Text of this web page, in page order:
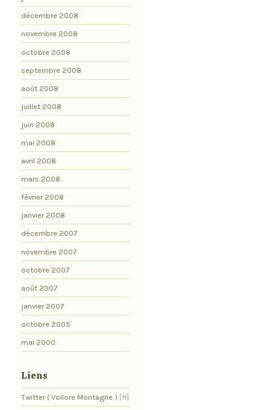
décembre 2008
novembre 2008
octobre 2008
septembre 2008
août 2008
juillet 2008
juin 2008
mai 2008
avril 2008
mars 2008
février 2008
janvier 2008
décembre 2007
novembre 2007
octobre 2007
août 2007
janvier 2007
octobre 2005
mai 2000
Liens
Twitter ( Vollore Montagne )